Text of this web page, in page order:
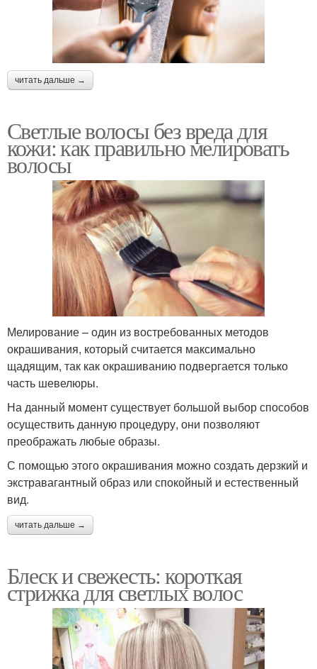
читать дальше →
Светлые волосы без вреда для
кожи: как правильно мелировать
волосы
Мелирование – один из востребованных методов
окрашивания, который считается максимально
щадящим, так как окрашиванию подвергается только
часть шевелюры.
На данный момент существует большой выбор способов
осуществить данную процедуру, они позволяют
преображать любые образы.
С помощью этого окрашивания можно создать дерзкий и
экстравагантный образ или спокойный и естественный
вид.
читать дальше →
Блеск и свежесть: короткая
стрижка для светлых волос